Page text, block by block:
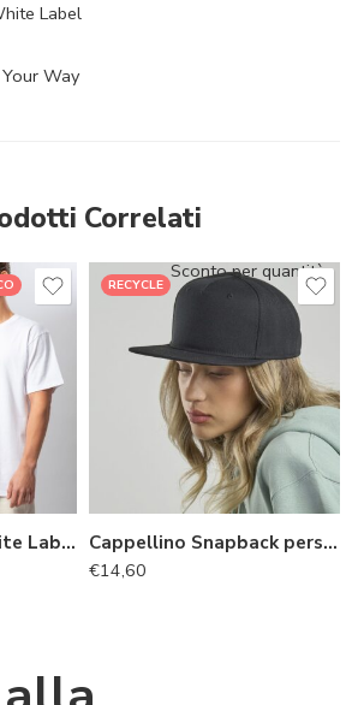
Label
Way
Correlati
T-shirt boxy fit White Label – Neck Label Inclusa
RECYCLE
Sconto per quantità
Cappellino Snapback personalizzabile White Label per Brand
€14,60